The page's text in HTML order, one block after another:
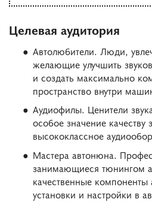
Целевая аудитория
Автолюбители. Люди,
желающие улучшить
и создать максимально
пространство внутри
Аудиофилы. Ценители
особое значение качеству
высококлассное
Мастера автонюна.
занимающиеся тюнингом
качественные компоненты
установки и настройки в